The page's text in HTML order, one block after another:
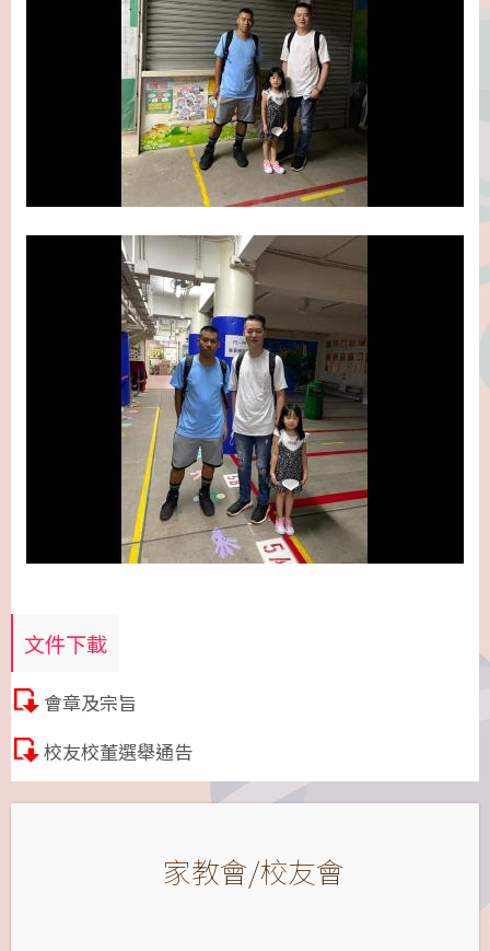
文件下載
會章及宗旨
校友校董選舉通告
家教會/校友會